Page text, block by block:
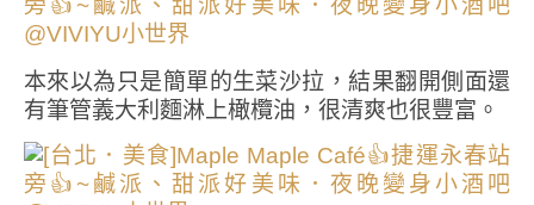
本來以為只是簡單的生菜沙拉，結果翻開側面還
有筆管義大利麵淋上橄欖油，很清爽也很豐富。